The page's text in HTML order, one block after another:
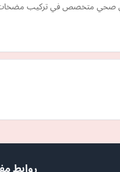
صحي متخصص في تركيب مضخات
روابط